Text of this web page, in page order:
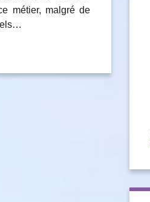
métier, malgré de